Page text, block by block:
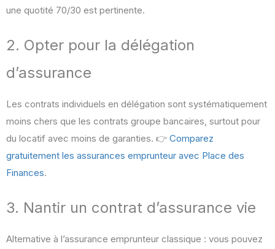
une quotité 70/30 est pertinente.
2. Opter pour la délégation
d’assurance
Les contrats individuels en délégation sont systématiquement
moins chers que les contrats groupe bancaires, surtout pour
du locatif avec moins de garanties. 👉 Comparez
gratuitement les assurances emprunteur avec Place des
Finances.
3. Nantir un contrat d’assurance vie
Alternative à l’assurance emprunteur classique : vous pouvez